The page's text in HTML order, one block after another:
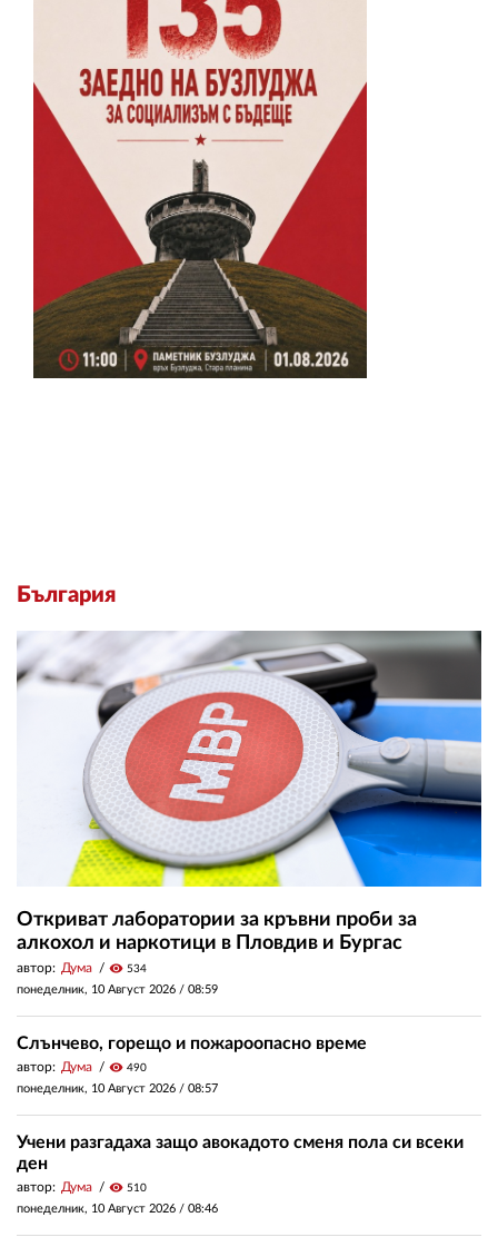
България
Откриват лаборатории за кръвни проби за
алкохол и наркотици в Пловдив и Бургас
автор: Дума visibility 534
понеделник, 10 Август 2026 / 08:59
Слънчево, горещо и пожароопасно време
автор: Дума visibility 490
понеделник, 10 Август 2026 / 08:57
Учени разгадаха защо авокадото сменя пола си всеки
ден
автор: Дума visibility 510
понеделник, 10 Август 2026 / 08:46